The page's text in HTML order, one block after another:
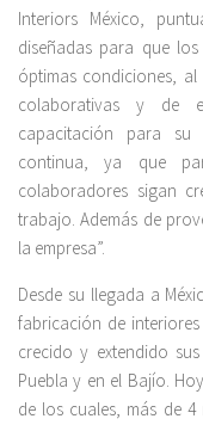
Interiors México,
diseñadas para que
óptimas condiciones, al
colaborativas y de
capacitación para su
continua, ya que
colaboradores sigan
trabajo. Además de
la empresa”.
Desde su llegada a
fabricación de interiores
crecido y extendido
Puebla y en el Bajío.
de los cuales, más de